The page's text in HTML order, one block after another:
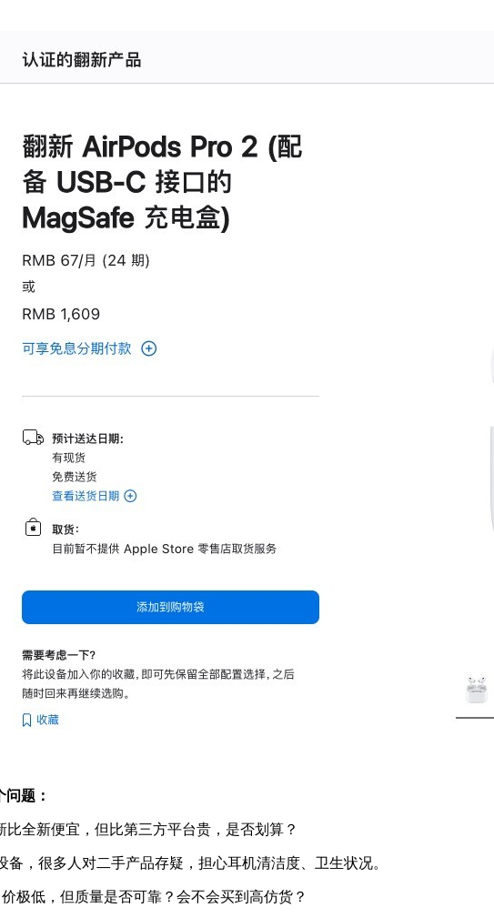
题：
全新便宜，但比第三方平台贵，是否划算？
，很多人对二手产品存疑，担心耳机清洁度、卫生状况。
低，但质量是否可靠？会不会买到高仿货？